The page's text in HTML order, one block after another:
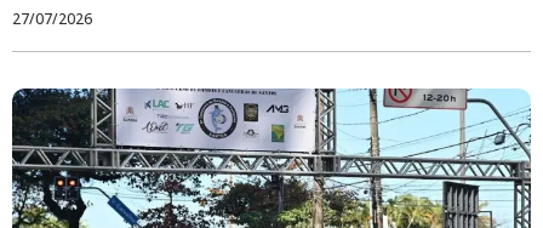
27/07/2026